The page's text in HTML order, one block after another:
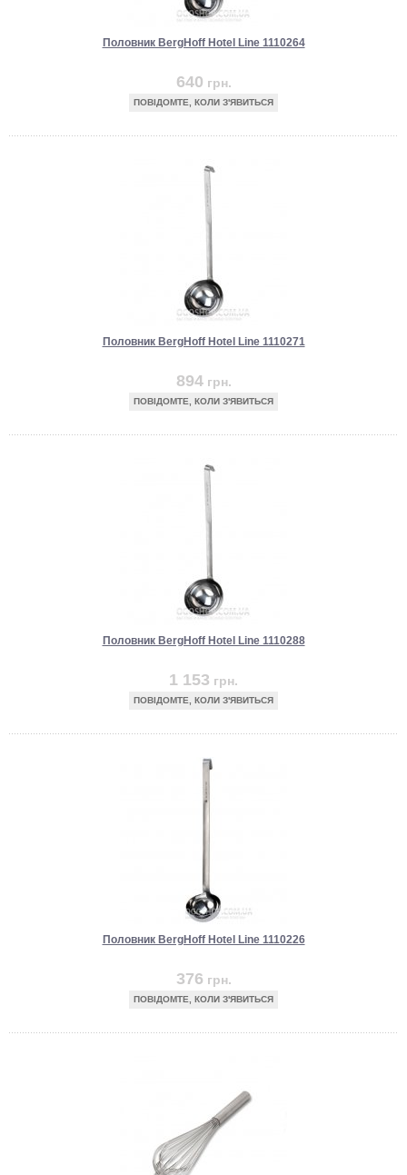
Половник BergHoff Hotel Line 1110264
640 грн.
ПОВІДОМТЕ, КОЛИ З'ЯВИТЬСЯ
Половник BergHoff Hotel Line 1110271
894 грн.
ПОВІДОМТЕ, КОЛИ З'ЯВИТЬСЯ
Половник BergHoff Hotel Line 1110288
1 153 грн.
ПОВІДОМТЕ, КОЛИ З'ЯВИТЬСЯ
Половник BergHoff Hotel Line 1110226
376 грн.
ПОВІДОМТЕ, КОЛИ З'ЯВИТЬСЯ